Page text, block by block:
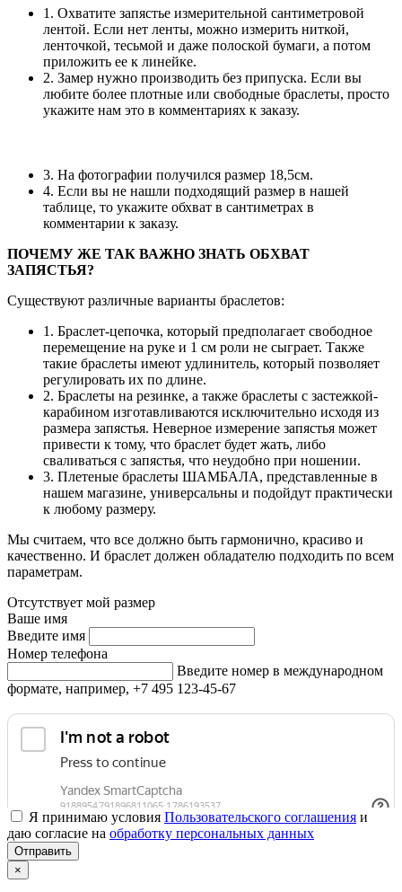
1. Охватите запястье измерительной сантиметровой
лентой. Если нет ленты, можно измерить ниткой,
ленточкой, тесьмой и даже полоской бумаги, а потом
приложить ее к линейке.
2. Замер нужно производить без припуска. Если вы
любите более плотные или свободные браслеты, просто
укажите нам это в комментариях к заказу.
3. На фотографии получился размер 18,5см.
4. Если вы не нашли подходящий размер в нашей
таблице, то укажите обхват в сантиметрах в
комментарии к заказу.
ПОЧЕМУ ЖЕ ТАК ВАЖНО ЗНАТЬ ОБХВАТ
ЗАПЯСТЬЯ?
Существуют различные варианты браслетов:
1. Браслет-цепочка, который предполагает свободное
перемещение на руке и 1 см роли не сыграет. Также
такие браслеты имеют удлинитель, который позволяет
регулировать их по длине.
2. Браслеты на резинке, а также браслеты с застежкой-
карабином изготавливаются исключительно исходя из
размера запястья. Неверное измерение запястья может
привести к тому, что браслет будет жать, либо
сваливаться с запястья, что неудобно при ношении.
3. Плетеные браслеты ШАМБАЛА, представленные в
нашем магазине, универсальны и подойдут практически
к любому размеру.
Мы считаем, что все должно быть гармонично, красиво и
качественно. И браслет должен обладателю подходить по всем
параметрам.
Отсутствует мой размер
Ваше имя
Введите имя
Номер телефона
Введите номер в международном
формате, например, +7 495 123-45-67
Я принимаю условия Пользовательского соглашения и
даю согласие на обработку персональных данных
×